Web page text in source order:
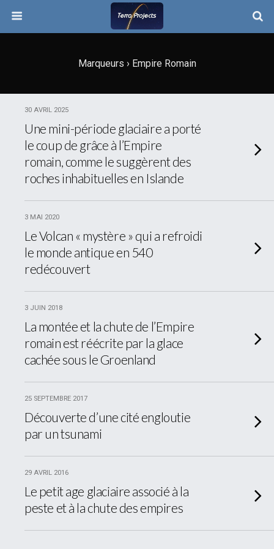
Marqueurs › Empire Romain
30 AVRIL 2025
Une mini-période glaciaire a porté
le coup de grâce à l’Empire
romain, comme le suggèrent des
roches inhabituelles en Islande
3 MAI 2020
Le Volcan « mystère » qui a refroidi
le monde antique en 540
redécouvert
3 JUIN 2018
La montée et la chute de l’Empire
romain est réécrite par la glace
cachée sous le Groenland
25 SEPTEMBRE 2017
Découverte d’une cité engloutie
par un tsunami
29 AVRIL 2016
Le petit age glaciaire associé à la
peste et à la chute des empires